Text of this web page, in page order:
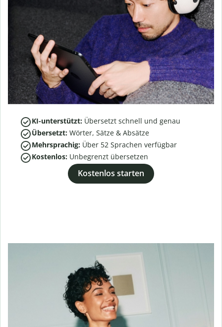
KI-unterstützt: Übersetzt schnell und genau
Übersetzt: Wörter, Sätze & Absätze
Mehrsprachig: Über 52 Sprachen verfügbar
Kostenlos: Unbegrenzt übersetzen
Kostenlos starten